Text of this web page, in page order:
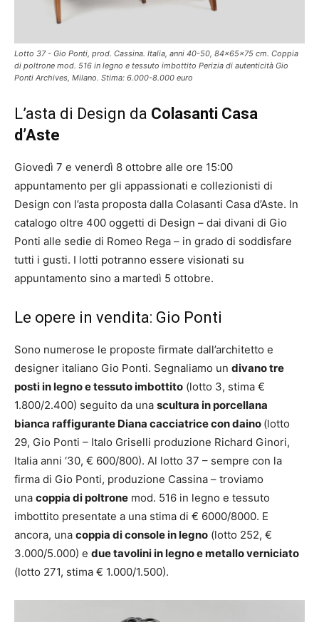
Lotto 37 - Gio Ponti, prod. Cassina. Italia, anni 40-50, 84x65x75 cm. Coppia
di poltrone mod. 516 in legno e tessuto imbottito Perizia di autenticità Gio
Ponti Archives, Milano. Stima: 6.000-8.000 euro
L’asta di Design da Colasanti Casa
d’Aste
Giovedì 7 e venerdì 8 ottobre alle ore 15:00
appuntamento per gli appassionati e collezionisti di
Design con l’asta proposta dalla Colasanti Casa d’Aste. In
catalogo oltre 400 oggetti di Design – dai divani di Gio
Ponti alle sedie di Romeo Rega – in grado di soddisfare
tutti i gusti. I lotti potranno essere visionati su
appuntamento sino a martedì 5 ottobre.
Le opere in vendita: Gio Ponti
Sono numerose le proposte firmate dall’architetto e
designer italiano Gio Ponti. Segnaliamo un divano tre
posti in legno e tessuto imbottito (lotto 3, stima €
1.800/2.400) seguito da una scultura in porcellana
bianca raffigurante Diana cacciatrice con daino (lotto
29, Gio Ponti – Italo Griselli produzione Richard Ginori,
Italia anni ‘30, € 600/800). Al lotto 37 – sempre con la
firma di Gio Ponti, produzione Cassina – troviamo
una coppia di poltrone mod. 516 in legno e tessuto
imbottito presentate a una stima di € 6000/8000. E
ancora, una coppia di console in legno (lotto 252, €
3.000/5.000) e due tavolini in legno e metallo verniciato
(lotto 271, stima € 1.000/1.500).